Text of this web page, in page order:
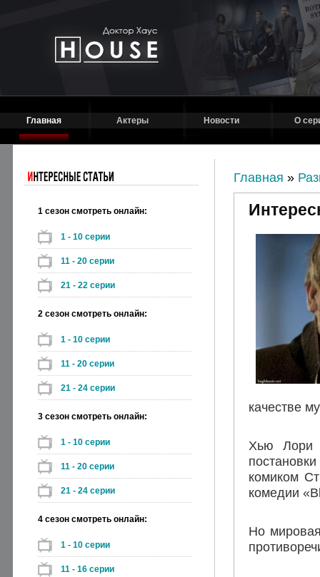
Главная Актеры Новости О
1 сезон смотреть онлайн:
1 - 10 серии
11 - 20 серии
21 - 22 серии
2 сезон смотреть онлайн:
1 - 10 серии
11 - 20 серии
21 - 24 серии
3 сезон смотреть онлайн:
1 - 10 серии
11 - 20 серии
21 - 24 серии
4 сезон смотреть онлайн:
1 - 10 серии
11 - 16 серии
Главная »
качестве
Хью Лори
комиком
комедии
Но